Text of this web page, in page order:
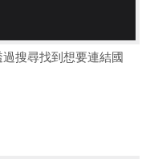
搜尋找到想要連結國